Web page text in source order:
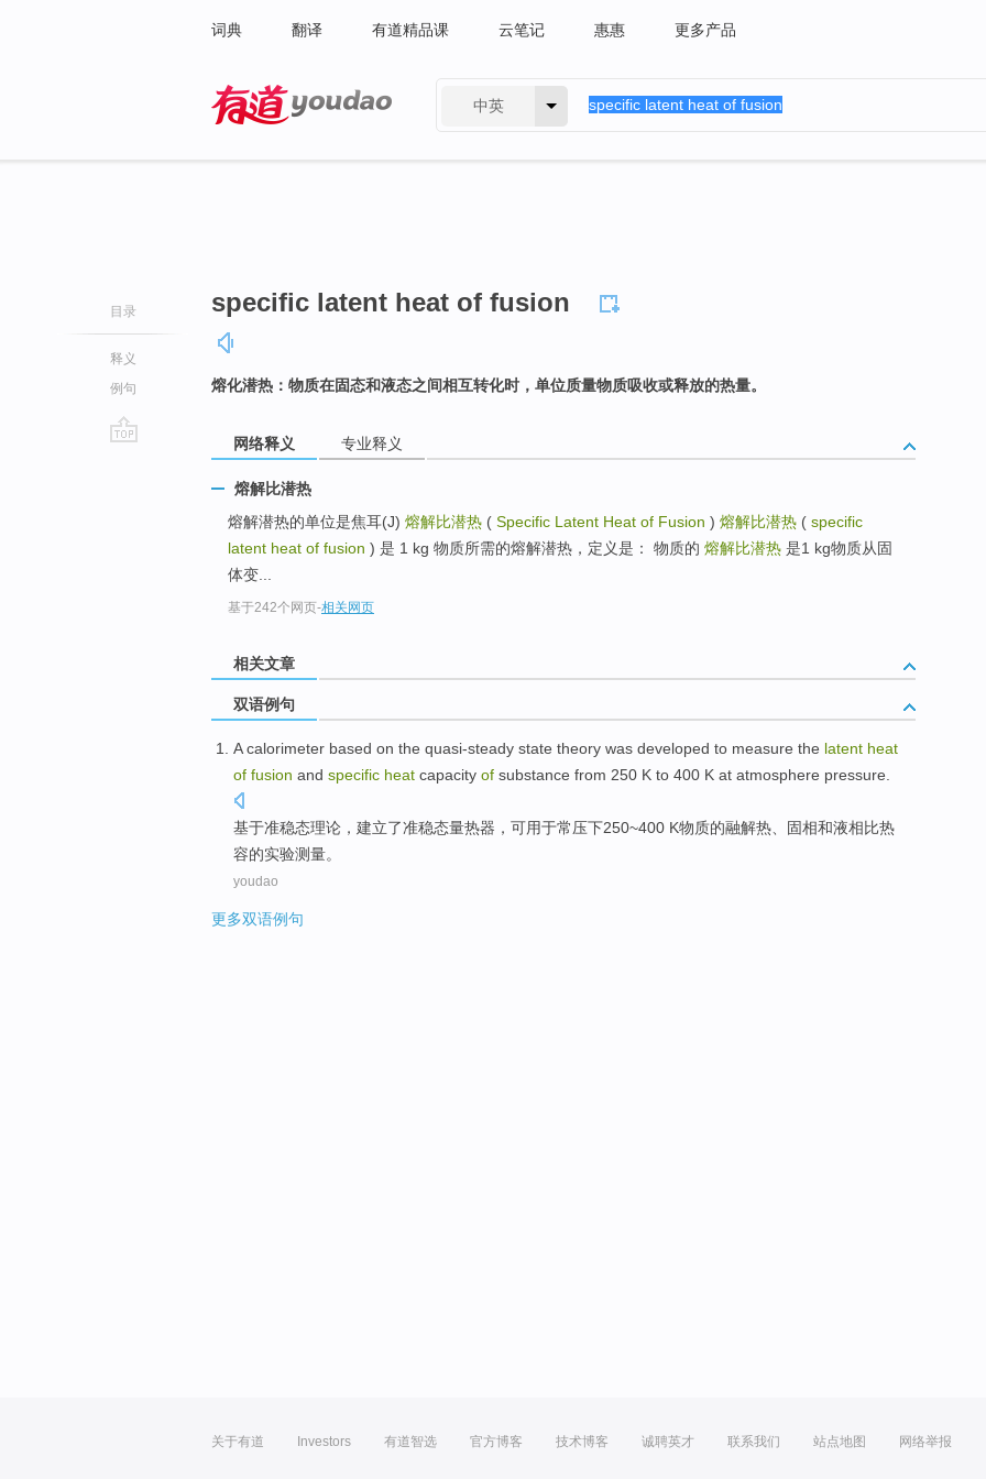
词典 翻译 有道精品课 云笔记 惠惠 更多产品
中英
目录
释义
例句
specific latent heat of fusion
熔化潜热：物质在固态和液态之间相互转化时，单位质量物质吸收或释放的热量。
网络释义 专业释义
熔解比潜热
熔解潜热的单位是焦耳(J) 熔解比潜热 ( Specific Latent Heat of Fusion ) 熔解比潜热 ( specific
latent heat of fusion ) 是 1 kg 物质所需的熔解潜热，定义是： 物质的 熔解比潜热 是1 kg物质从固
体变...
基于242个网页-相关网页
相关文章
双语例句
Acalorimeter based on the quasi-steady state theory was developed to measure the latent heat
of fusion and specific heat capacity of substance from 250 K to 400 K at atmosphere pressure
基于准稳态理论 ， 建立了准稳态量热器 ，可用于常压下250~400 K物质的融解热 、固相和液相比热
容的实验测量。
youdao
更多双语例句
关于有道 Investors 有道智选 官方博客 技术博客 诚聘英才 联系我们 站点地图 网络举报